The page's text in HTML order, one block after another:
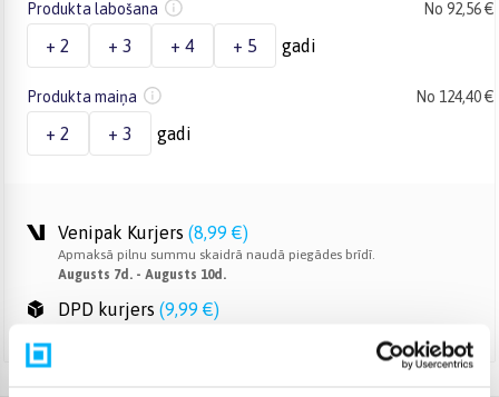
Produkta labošana No 92,56 €
+ 2 + 3 + 4 + 5 gadi
Produkta maiņa No 124,40 €
+ 2 + 3 gadi
Venipak Kurjers (8,99 €)
Apmaksā pilnu summu skaidrā naudā piegādes brīdī.
Augusts 7d. - Augusts 10d.
DPD kurjers (9,99 €)